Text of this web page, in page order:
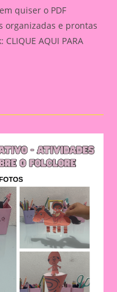
quiser o PDF
organizadas e prontas
AQUI PARA